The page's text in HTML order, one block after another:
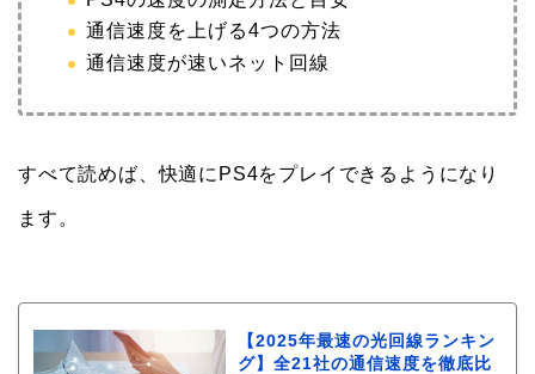
通信速度を上げる4つの方法
通信速度が速いネット回線
すべて読めば、快適にPS4をプレイできるようになり
ます。
【2025年最速の光回線ランキン
グ】全21社の通信速度を徹底比